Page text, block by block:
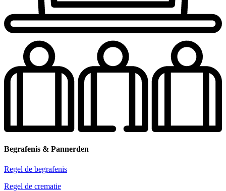
Begrafenis & Pannerden
Regel de begrafenis
Regel de crematie